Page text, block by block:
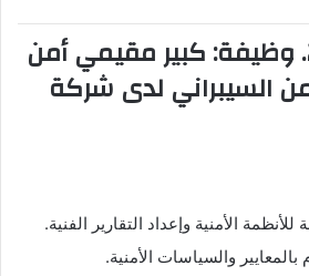
رقم الوظائف 21. وظيفة: كبير مقيمي أمن
السيبراني لدى شركة
الأمنية وإعداد التقارير الفنية.
بالمعايير والسياسات الأمنية.